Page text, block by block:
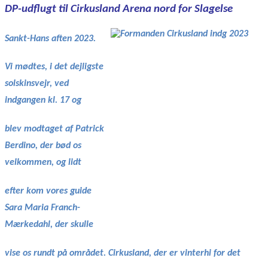
DP-udflugt til Cirkusland Arena nord for Slagelse
Sankt-Hans aften 2023.
Vi mødtes, i det dejligste
solskinsvejr, ved
indgangen kl. 17 og
blev modtaget af Patrick
Berdino, der bød os
velkommen, og lidt
efter kom vores guide
Sara Maria Franch-
Mærkedahl, der skulle
vise os rundt på området. Cirkusland, der er vinterhi for det